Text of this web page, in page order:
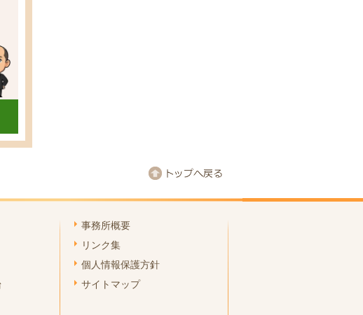
事務所概要
リンク集
個人情報保護方針
サイトマップ